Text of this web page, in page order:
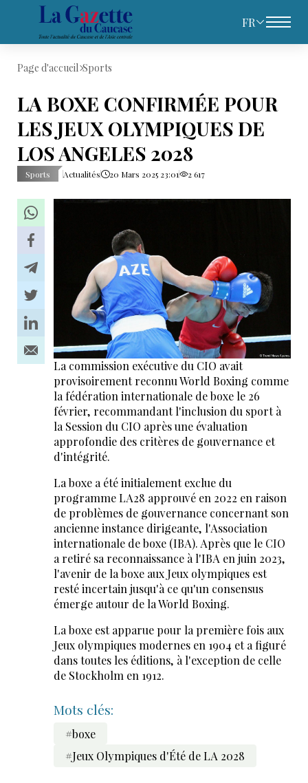
FR
Page d'accueil Sports
LA BOXE CONFIRMÉE POUR
LES JEUX OLYMPIQUES DE
LOS ANGELES 2028
Sports Actualités 20 Mars 2025 23:01 2 617
La commission exécutive du CIO avait
provisoirement reconnu World Boxing comme
la fédération internationale de boxe le 26
février, recommandant l'inclusion du sport à
la Session du CIO après une évaluation
approfondie des critères de gouvernance et
d'intégrité.
La boxe a été initialement exclue du
programme LA28 approuvé en 2022 en raison
de problèmes de gouvernance concernant son
ancienne instance dirigeante, l'Association
internationale de boxe (IBA). Après que le CIO
a retiré sa reconnaissance à l'IBA en juin 2023,
l'avenir de la boxe aux Jeux olympiques est
resté incertain jusqu'à ce qu'un consensus
émerge autour de la World Boxing.
La boxe est apparue pour la première fois aux
Jeux olympiques modernes en 1904 et a figuré
dans toutes les éditions, à l'exception de celle
de Stockholm en 1912.
Mots clés:
#boxe
#Jeux Olympiques d'Été de LA 2028